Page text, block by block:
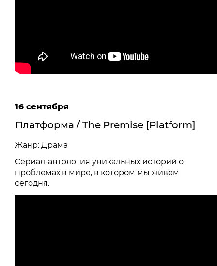
16 сентября
Платформа / The Premise [Platform]
Жанр: Драма
Сериал-антология уникальных историй о
проблемах в мире, в котором мы живем
сегодня.